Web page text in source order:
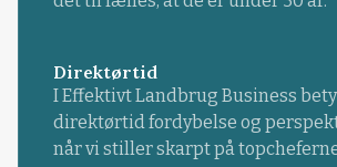
Direktørtid
I Effektivt Landbrug Business
direktørtid fordybelse og
når vi stiller skarpt på